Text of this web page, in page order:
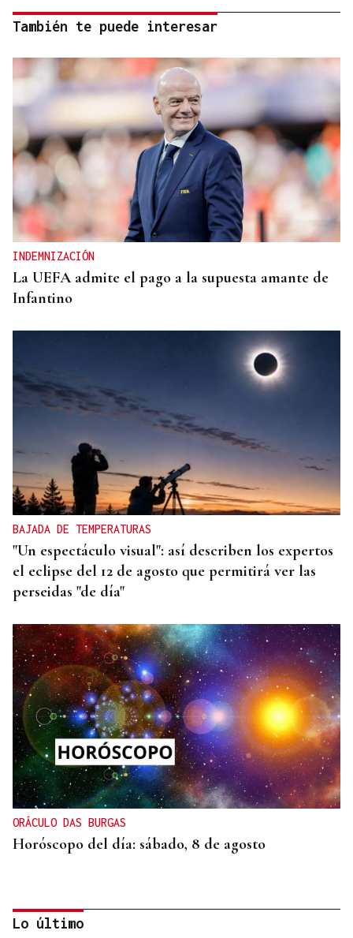
También te puede interesar
INDEMNIZACIÓN
La UEFA admite el pago a la supuesta amante de
Infantino
BAJADA DE TEMPERATURAS
"Un espectáculo visual": así describen los expertos
el eclipse del 12 de agosto que permitirá ver las
perseidas "de día"
ORÁCULO DAS BURGAS
Horóscopo del día: sábado, 8 de agosto
Lo último